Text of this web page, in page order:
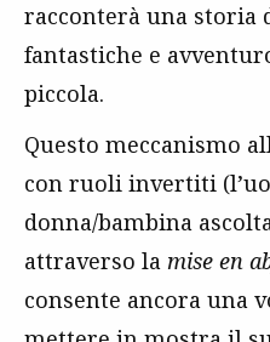
racconterà una storia
fantastiche e
piccola.
Questo meccanismo
con ruoli invertiti
donna/bambina
attraverso la mise en
consente ancora una